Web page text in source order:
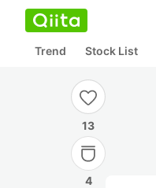
Trend Stock List
13
4